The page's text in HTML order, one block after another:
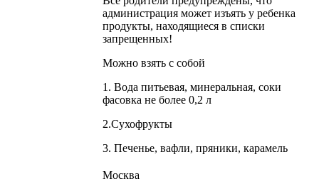
администрация может изъять у ребенка
продукты, находящиеся в списки
запрещенных!
Можно взять с собой
1. Вода питьевая, минеральная, соки
фасовка не более 0,2 л
2.Сухофрукты
3. Печенье, вафли, пряники, карамель
Москва